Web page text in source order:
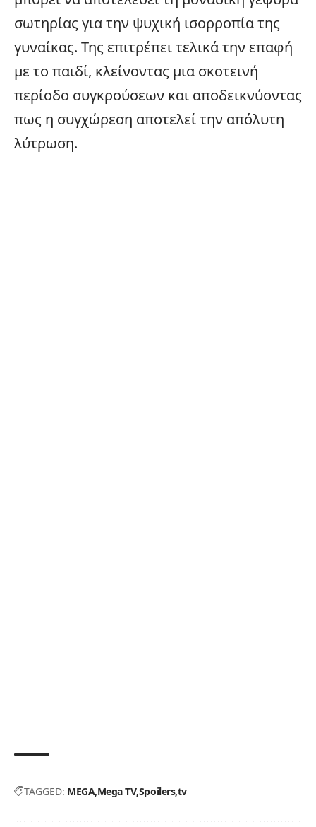
σωτηρίας για την ψυχική ισορροπία της
γυναίκας. Της επιτρέπει τελικά την επαφή
με το παιδί, κλείνοντας μια σκοτεινή
περίοδο συγκρούσεων και αποδεικνύοντας
πως η συγχώρεση αποτελεί την απόλυτη
λύτρωση.
TAGGED: MEGA Mega TVSpoilers tv